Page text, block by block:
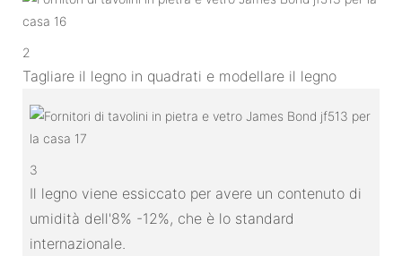
2
Tagliare il legno in quadrati e modellare il legno
3
Il legno viene essiccato per avere un contenuto di
umidità dell'8% -12%, che è lo standard
internazionale.